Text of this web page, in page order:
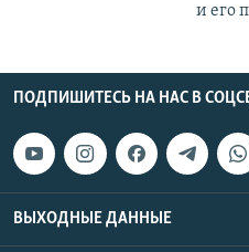
и его
ПОДПИШИТЕСЬ НА НАС В
ВЫХОДНЫЕ ДАННЫЕ